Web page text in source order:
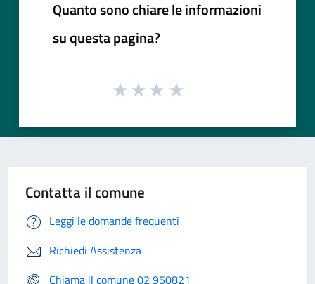
Quanto sono chiare le informazioni
su questa pagina?
Contatta il comune
Leggi le domande frequenti
Richiedi Assistenza
Chiama il comune 02 950821